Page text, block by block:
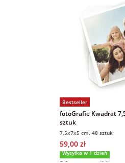
Bestseller
fotoGrafie Kwadrat
sztuk
7,5x7x5 cm, 48 sztuk
59,00 zł
Wysyłka w 1 dzień